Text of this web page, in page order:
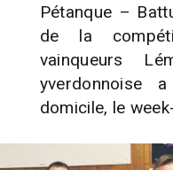
Pétanque –
de la
vainqueurs
yverdonnoise
domicile, le